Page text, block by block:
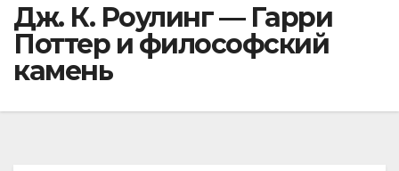
Дж. К. Роулинг — Гарри
Поттер и философский
камень